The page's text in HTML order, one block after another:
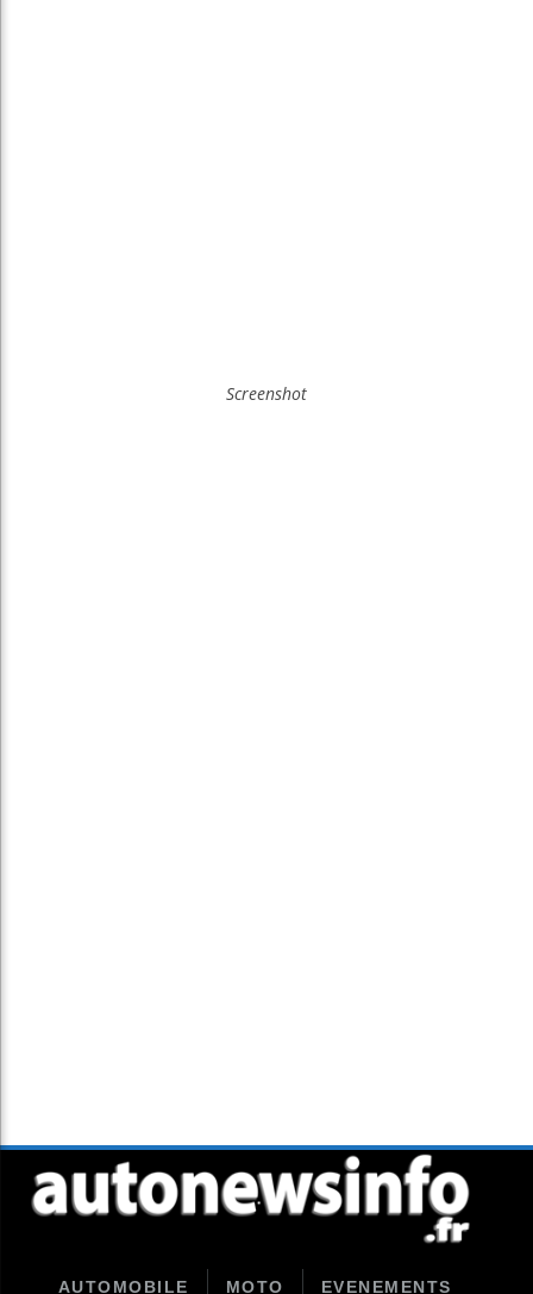
Screenshot
AUTOMOBILE MOTO EVENEMENTS